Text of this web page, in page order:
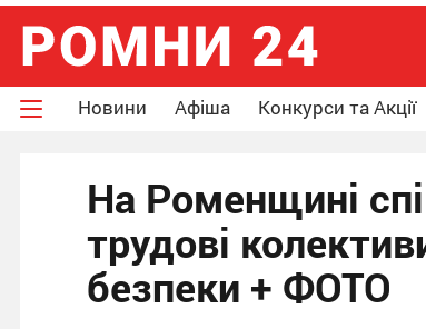
Новини Афіша Конкурси та Акції
На Роменщині
трудові
безпеки + ФОТО